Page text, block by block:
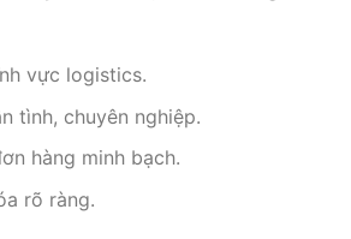
vực logistics.
tình, chuyên nghiệp.
hàng minh bạch.
rõ ràng.